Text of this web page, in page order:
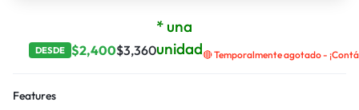
DESDE $2,400$3,360
* una
unidad🔴 Temporalmente agotado -
Features